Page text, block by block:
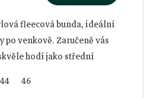
fleecová bunda, ideální
po venkově. Zaručeně vás
hodí jako střední
44 46